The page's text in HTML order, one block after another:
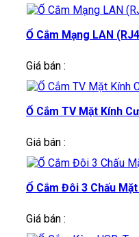
Ổ Cắm Mạng LAN
Giá bán :
Ổ Cắm TV Mặt Kính
Giá bán :
Ổ Cắm Đôi 3 Chấu
Giá bán :